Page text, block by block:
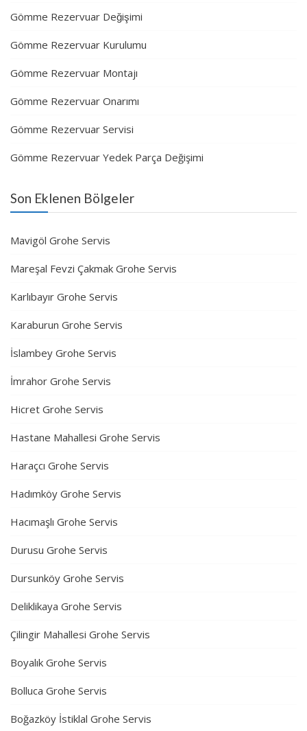
Gömme Rezervuar Değişimi
Gömme Rezervuar Kurulumu
Gömme Rezervuar Montajı
Gömme Rezervuar Onarımı
Gömme Rezervuar Servisi
Gömme Rezervuar Yedek Parça Değişimi
Son Eklenen Bölgeler
Mavigöl Grohe Servis
Mareşal Fevzi Çakmak Grohe Servis
Karlıbayır Grohe Servis
Karaburun Grohe Servis
İslambey Grohe Servis
İmrahor Grohe Servis
Hicret Grohe Servis
Hastane Mahallesi Grohe Servis
Haraçcı Grohe Servis
Hadımköy Grohe Servis
Hacımaşlı Grohe Servis
Durusu Grohe Servis
Dursunköy Grohe Servis
Deliklikaya Grohe Servis
Çilingir Mahallesi Grohe Servis
Boyalık Grohe Servis
Bolluca Grohe Servis
Boğazköy İstiklal Grohe Servis